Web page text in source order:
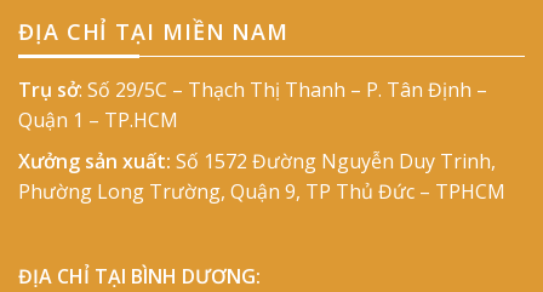
ĐỊA CHỈ TẠI MIỀN NAM
Trụ sở: Số 29/5C – Thạch Thị Thanh – P. Tân Định –
Quận 1 – TP.HCM
Xưởng sản xuất: Số 1572 Đường Nguyễn Duy Trinh,
Phường Long Trường, Quận 9, TP Thủ Đức – TPHCM
ĐỊA CHỈ TẠI BÌNH DƯƠNG: